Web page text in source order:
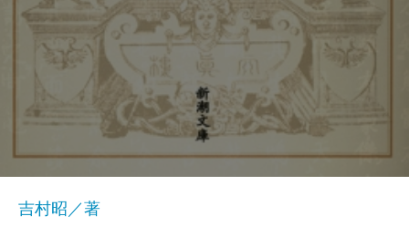
吉村昭／著